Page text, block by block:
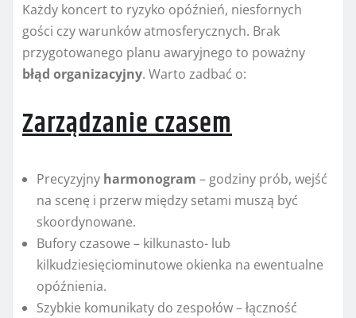
Każdy koncert to ryzyko opóźnień, niesfornych
gości czy warunków atmosferycznych. Brak
przygotowanego planu awaryjnego to poważny
błąd organizacyjny. Warto zadbać o:
Zarządzanie czasem
Precyzyjny harmonogram – godziny prób, wejść
na scenę i przerw między setami muszą być
skoordynowane.
Bufory czasowe – kilkunasto- lub
kilkudziesięciominutowe okienka na ewentualne
opóźnienia.
Szybkie komunikaty do zespołów – łączność